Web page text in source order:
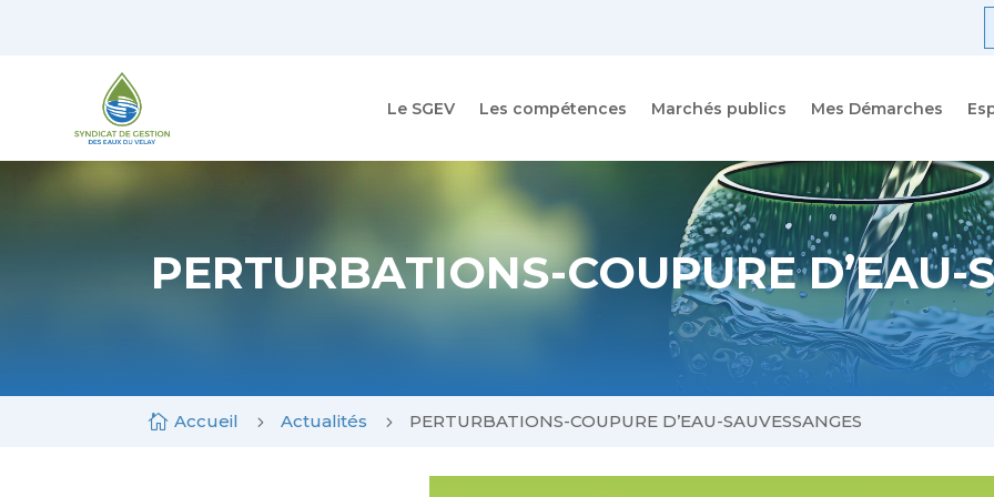
Le SGEV Les compétences Marchés publics Mes Démarches
PERTURBATIONS-COUPURE D’EAU-
 Accueil 5 Actualités 5 PERTURBATIONS-COUPURE D’EAU-SAUVESSANGES